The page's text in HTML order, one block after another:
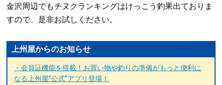
金沢周辺でもチヌクランキングはけっこう釣果出ておりま
すので、是非お試しください。
上州屋からのお知らせ
・会員証機能を搭載！お買い物や釣りの準備がもっと便利に
なる上州屋“公式”アプリ登場！